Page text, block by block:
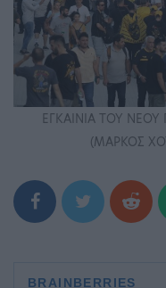
ΕΓΚΑΙΝΙΑ ΤΟΥ ΝΕΟΥ
(ΜΑΡΚΟΣ